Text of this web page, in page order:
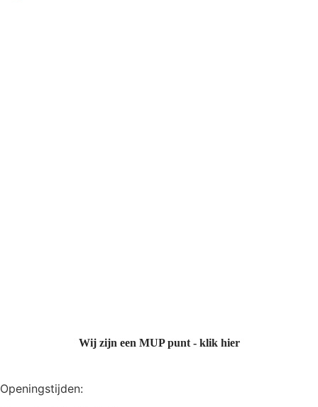
Wij zijn een MUP punt - klik hier
Openingstijden: